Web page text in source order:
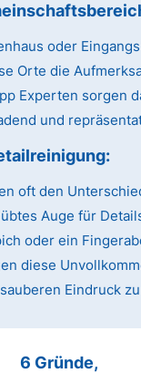
oder
Orte die
Experten sorgen
und
oft den
Auge für
oder ein
diese
Eindruck
6 Gründe,